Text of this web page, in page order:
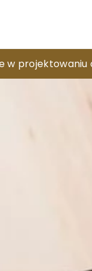
do swoich
wdelikatnych